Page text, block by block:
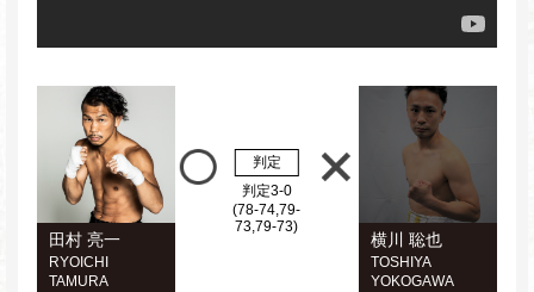
田村 亮一
RYOICHI
TAMURA
判定
判定3-0
(78-74,79-
73,79-73)
横川 聡也
TOSHIYA
YOKOGAWA